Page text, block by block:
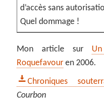
d’accès sans
Quel dommage !
Mon article sur
Roquefavour en 2006.
Chroniques
Courbon